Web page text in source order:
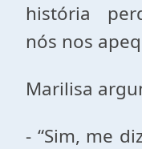
história
nós nos
Marilisa
- “Sim, me